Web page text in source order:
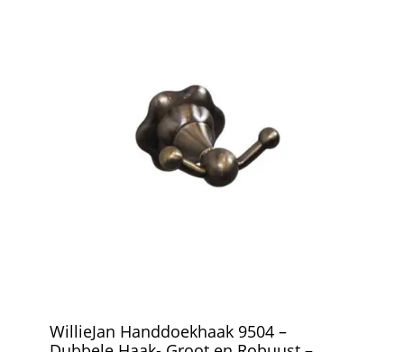
WillieJan Handdoekhaak 9504 –